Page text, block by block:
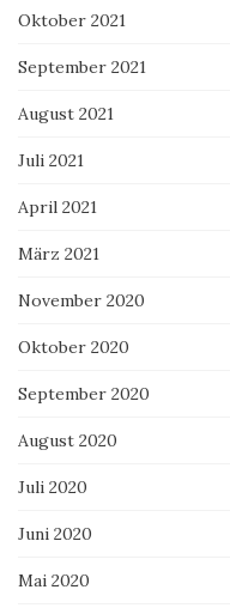
Oktober 2021
September 2021
August 2021
Juli 2021
April 2021
März 2021
November 2020
Oktober 2020
September 2020
August 2020
Juli 2020
Juni 2020
Mai 2020